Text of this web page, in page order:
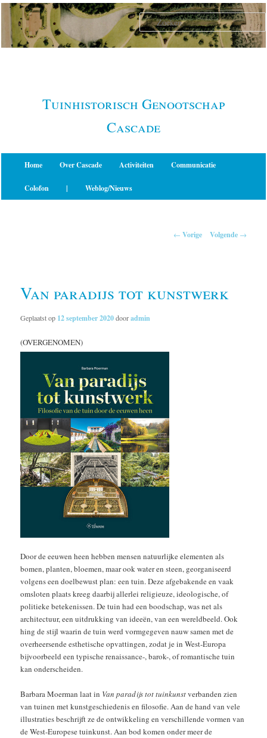
Spring
naar
primaire
Tuinhistorisch Genootschap
Cascade
Home Over Cascade Activiteiten Communicatie
Colofon | Weblog/Nieuws
← Vorige Volgende →
Van paradijs tot kunstwerk
Geplaatst op 12 september 2020dooradmin
(OVERGENOMEN)
Door de eeuwen heen hebben mensen natuurlijke elementen als
bomen, planten, bloemen, maar ook water en steen, georganiseerd
volgens een doelbewust plan: een tuin. Deze afgebakende en vaak
omsloten plaats kreeg daarbij allerlei religieuze, ideologische, of
politieke betekenissen. De tuin had een boodschap, was net als
architectuur, een uitdrukking van ideeën, van een wereldbeeld. Ook
hing de stijl waarin de tuin werd vormgegeven nauw samen met de
overheersende esthetische opvattingen, zodat je in West-Europa
bijvoorbeeld een typische renaissance-, barok-, of romantische tuin
kan onderscheiden.
Barbara Moerman laat in Van paradijs tot tuinkunstverbanden zien
van tuinen met kunstgeschiedenis en filosofie. Aan de hand van vele
illustraties beschrijft ze de ontwikkeling en verschillende vormen van
de West-Europese tuinkunst. Aan bod komen onder meer de